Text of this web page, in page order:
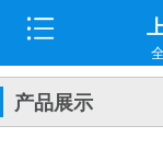
产品展示